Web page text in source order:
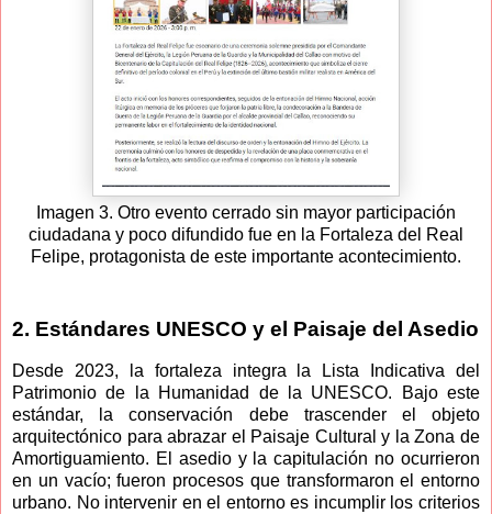
Imagen 3. Otro evento cerrado sin mayor participación
ciudadana y poco difundido fue en la Fortaleza del Real
Felipe, protagonista de este importante acontecimiento.
2. Estándares UNESCO y el Paisaje del Asedio
Desde 2023, la fortaleza integra la Lista Indicativa del
Patrimonio de la Humanidad de la UNESCO. Bajo este
estándar, la conservación debe trascender el objeto
arquitectónico para abrazar el Paisaje Cultural y la Zona de
Amortiguamiento. El asedio y la capitulación no ocurrieron
en un vacío; fueron procesos que transformaron el entorno
urbano. No intervenir en el entorno es incumplir los criterios